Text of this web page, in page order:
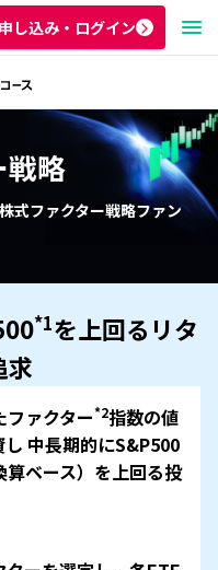
申し込み・ログイン
戦略
式ファクター戦略ファン
*1を上回るリタ
求
ァクター*2指数の値
中長期的にS&P500
ベース）を上回る投